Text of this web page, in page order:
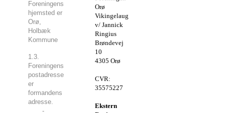
Foreningens
hjemsted er
Orø,
Holbæk
Kommune
1.3.
Foreningens
postadresse
er
formandens
adresse.
-
Orø
Vikingelaug
v/ Jannick
Ringius
Brøndevej
10
4305 Orø
CVR:
35575227
Ekstern